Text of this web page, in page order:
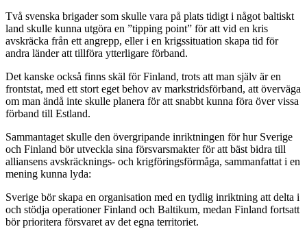
Två svenska brigader som skulle vara på plats tidigt i något baltiskt
land skulle kunna utgöra en ”tipping point” för att vid en kris
avskräcka från ett angrepp, eller i en krigssituation skapa tid för
andra länder att tillföra ytterligare förband.
Det kanske också finns skäl för Finland, trots att man själv är en
frontstat, med ett stort eget behov av markstridsförband, att överväga
om man ändå inte skulle planera för att snabbt kunna föra över vissa
förband till Estland.
Sammantaget skulle den övergripande inriktningen för hur Sverige
och Finland bör utveckla sina försvarsmakter för att bäst bidra till
alliansens avskräcknings- och krigföringsförmåga, sammanfattat i en
mening kunna lyda:
Sverige bör skapa en organisation med en tydlig inriktning att delta i
och stödja operationer Finland och Baltikum, medan Finland fortsatt
bör prioritera försvaret av det egna territoriet.